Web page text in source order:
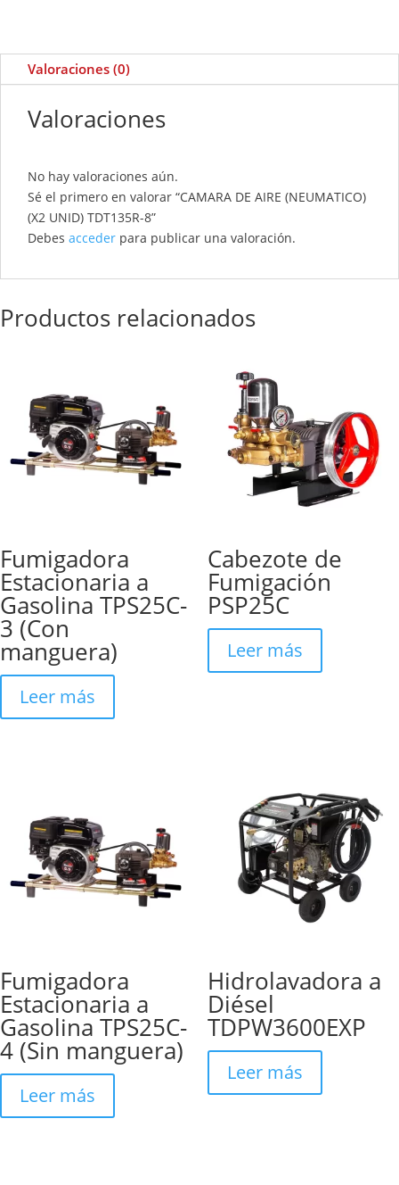
Valoraciones (0)
Valoraciones
No hay valoraciones aún.
Sé el primero en valorar “CAMARA DE AIRE (NEUMATICO)
(X2 UNID) TDT135R-8”
Debes acceder para publicar una valoración.
Productos relacionados
Fumigadora
Estacionaria a
Gasolina TPS25C-
3 (Con
manguera)
Leer más
Cabezote de
Fumigación
PSP25C
Leer más
Fumigadora
Estacionaria a
Gasolina TPS25C-
4 (Sin manguera)
Leer más
Hidrolavadora a
Diésel
TDPW3600EXP
Leer más